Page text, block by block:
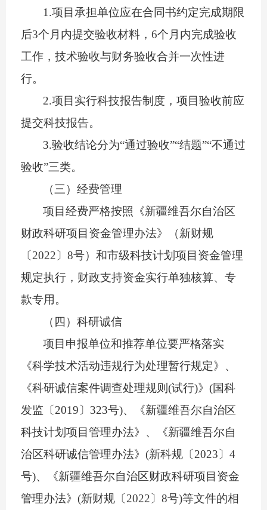
1.项目承担单位应在合同书约定完成期限
后3个月内提交验收材料， 6个月内完成验收
工作，技术验收与财务验收合并一次性进
行。
2.项目实行科技报告制度，项目验收前应
提交科技报告。
3.验收结论分为“通过验收”“结题”“不通过
验收”三类。
（三）经费管理
项目经费严格按照
《新疆维吾尔自治区
财政科研项目资金管理办法》（新财规
〔2022 〕 8号） 和市级科技计划项目资金管理
规定执行， 财政支持资金实行单独核算、专
款专用。
（四）科研诚信
项目申报单位和推荐单位要严格落实
《科学技术活动违规行为处理暂行规定》、
《科研诚信案件调查处理规则 (试行)》 (国科
发监〔2019 〕 323号)、《新疆维吾尔自治区
科技计划项目管理办法》、《新疆维吾尔自
治区科研诚信管理办法》 (新科规〔2023 〕 4
号)、
《新疆维吾尔自治区财政科研项目资金
管理办法》 (新财规〔2022 〕 8号)等文件的相